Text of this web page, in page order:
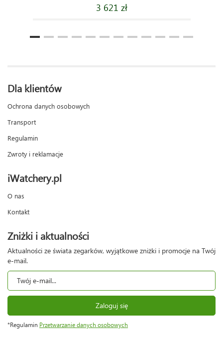
3 621 zł
Dla klientów
Ochrona danych osobowych
Transport
Regulamin
Zwroty i reklamacje
iWatchery.pl
O nas
Kontakt
Zniżki i aktualności
Aktualności ze świata zegarków, wyjątkowe zniżki i promocje na Twój
e-mail.
Zaloguj się
*Regulamin Przetwarzanie danych osobowych